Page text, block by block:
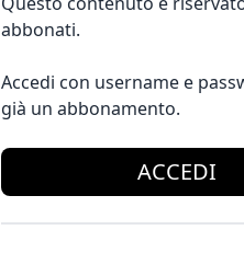
abbonati.
Accedi con username e
già un abbonamento.
ACCEDI